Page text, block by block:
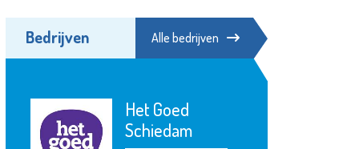
Bedrijven Alle bedrijven
Het Goed
Schiedam